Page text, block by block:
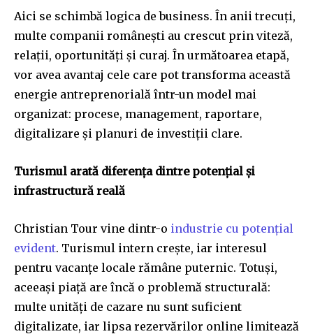
Aici se schimbă logica de business. În anii trecuți,
multe companii românești au crescut prin viteză,
relații, oportunități și curaj. În următoarea etapă,
vor avea avantaj cele care pot transforma această
energie antreprenorială într-un model mai
organizat: procese, management, raportare,
digitalizare și planuri de investiții clare.
Turismul arată diferența dintre potențial și
infrastructură reală
Christian Tour vine dintr-o industrie cu potențial
evident. Turismul intern crește, iar interesul
pentru vacanțe locale rămâne puternic. Totuși,
aceeași piață are încă o problemă structurală:
multe unități de cazare nu sunt suficient
digitalizate, iar lipsa rezervărilor online limitează